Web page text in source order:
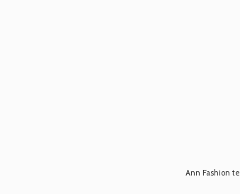
Ann Fashion te